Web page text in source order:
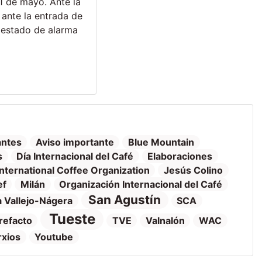
la entrada de
de alarma
Aviso importante
Blue Mountain
Día Internacional del Café
Elaboraciones
Coffee Organization
Jesús Colino
Milán
Organización Internacional del Café
Vallejo-Nágera
San Agustín
SCA
Tueste TVE Valnalón
WAC
Youtube